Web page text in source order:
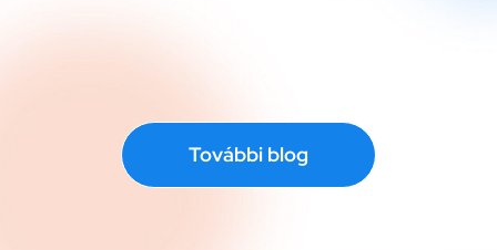
További blog